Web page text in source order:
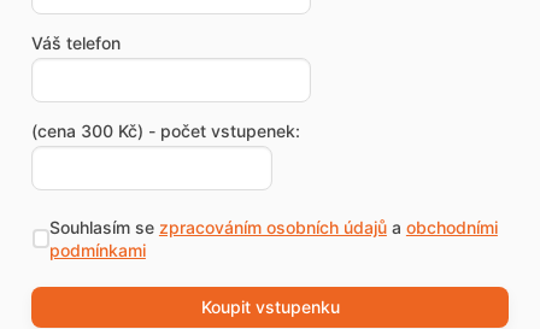
Váš telefon
(cena 300 Kč) - počet vstupenek:
Souhlasím se zpracováním osobních údajůa obchodními
podmínkami
Koupit vstupenku